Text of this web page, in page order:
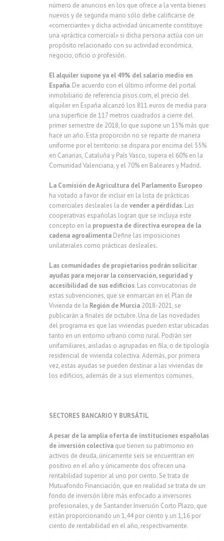
número de anuncios en los que ofrece a la venta bienes
nuevos y de segunda mano sólo debe calificarse de
«comerciante» y dicha actividad únicamente constituye
una «práctica comercial» si dicha persona actúa con un
propósito relacionado con su actividad económica,
negocio, oficio o profesión.
El alquiler supone ya el 49% del salario medio en
España. De acuerdo con el último informe del portal
inmobiliario de referencia pisos.com, el precio del
alquiler en España alcanzó los 811 euros de media para
una superficie de 117 metros cuadrados a cierre del
primer semestre de 2018, lo que supone un 15% más que
hace un año. Esta proporción no se reparte de manera
uniforme por el territorio: se dispara por encima del 55%
en Canarias, Cataluña y País Vasco, supera el 60% en la
Comunidad Valenciana, y el 70% en Baleares y Madrid.
La Comisión de Agricultura del Parlamento Europeo
ha votado a favor de incluir en la lista de prácticas
comerciales desleales la de vender a pérdidas. Las
cooperativas españolas logran que se incluya este
concepto en la propuesta de directiva europea de la
cadena agroalimenta Define las imposiciones
unilaterales como prácticas desleales.
Las comunidades de propietarios podrán solicitar
ayudas para mejorar la conservación, seguridad y
accesibilidad de sus edificios. Las convocatorias de
estas subvenciones, que se enmarcan en el Plan de
Vivienda de la Región de Murcia 2018-2021, se
publicarán a finales de octubre. Una de las novedades
del programa es que las viviendas pueden estar ubicadas
tanto en un entorno urbano como rural. Podrán ser
unifamiliares, aisladas o agrupadas en fila, o de tipología
residencial de vivienda colectiva. Además, por primera
vez, estas ayudas se pueden destinar a las viviendas de
los edificios, además de a sus elementos comunes.
SECTORES BANCARIO Y BURSÁTIL
A pesar de la amplia oferta de instituciones españolas
de inversión colectiva que tienen su patrimonio en
activos de deuda, únicamente seis se encuentran en
positivo en el año y únicamente dos ofrecen una
rentabilidad superior al uno por ciento. Se trata de
Mutuafondo Financiación, que en realidad se trata de un
fondo de inversón libre más enfocado a inversores
profesionales, y de Santander Inversión Corto Plazo, que
están proporcionando un 1,44 por ciento y un 1,16 por
ciento de rentabilidad en el año, respectivamente.